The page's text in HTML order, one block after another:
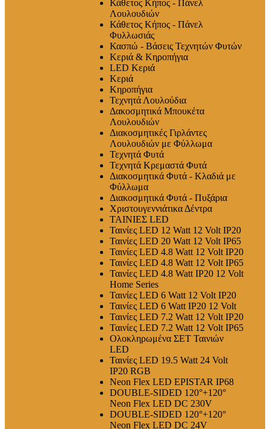
Κάθετος Κήπος - Πάνελ
Λουλουδιών
Κάθετος Κήπος - Πάνελ
Φυλλωσιάς
Κασπώ - Βάσεις Τεχνητών Φυτών
Κεριά & Κηροπήγια
LED Κεριά
Κεριά
Κηροπήγια
Τεχνητά Λουλούδια
Δακοσμητικά Μπουκέτα
Λουλουδιών
Διακοσμητικές Γιρλάντες
Λουλουδιών με Φύλλωμα
Τεχνητά Φυτά
Τεχνητά Κρεμαστά Φυτά
Διακοσμητικά Φυτά - Κλαδιά με
Φύλλωμα
Διακοσμητικά Φυτά - Πυξάρια
Χριστουγεννιάτικα Δέντρα
ΤΑΙΝΙΕΣ LED
Ταινίες LED 12 Watt 12 Volt IP20
Ταινίες LED 20 Watt 12 Volt IP65
Ταινίες LED 4.8 Watt 12 Volt IP20
Ταινίες LED 4.8 Watt 12 Volt IP65
Ταινίες LED 4.8 Watt IP20 12 Volt
Home Series
Ταινίες LED 6 Watt 12 Volt IP20
Ταινίες LED 6 Watt IP20 12 Volt
Ταινίες LED 7.2 Watt 12 Volt IP20
Ταινίες LED 7.2 Watt 12 Volt IP65
Ολοκληρωμένα ΣΕΤ Ταινιών
LED
Ταινίες LED 19.5 Watt 24 Volt
IP20 RGB
Neon Flex LED EPISTAR IP68
DOUBLE-SIDED 120°+120°
Neon Flex LED DC 230V
DOUBLE-SIDED 120°+120°
Neon Flex LED DC 24V